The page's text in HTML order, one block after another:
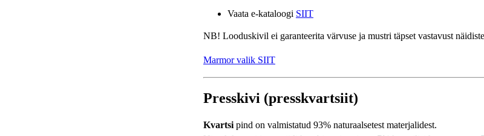
Vaata e-kataloogi SIIT
NB! Looduskivil ei garanteerita värvuse ja mustri täpset vastavust
Marmor valik SIIT
Presskivi (presskvartsiit)
Kvartsipind on valmistatud 93% naturaalsetest materjalidest.